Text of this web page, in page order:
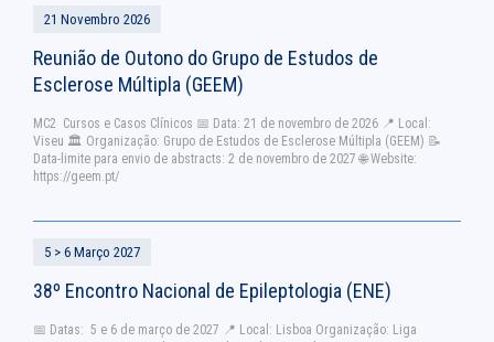
21 Novembro 2026
Reunião de Outono do Grupo de Estudos de
Esclerose Múltipla (GEEM)
MC2 Cursos e Casos Clínicos 📅 Data: 21 de novembro de 2026 📍 Local:
Viseu 🏛 Organização: Grupo de Estudos de Esclerose Múltipla (GEEM) 📝
Data-limite para envio de abstracts: 2 de novembro de 2027 🌐 Website:
https://geem.pt/
5 > 6 Março 2027
38º Encontro Nacional de Epileptologia (ENE)
📅 Datas: 5 e 6 de março de 2027 📍 Local: Lisboa Organização: Liga